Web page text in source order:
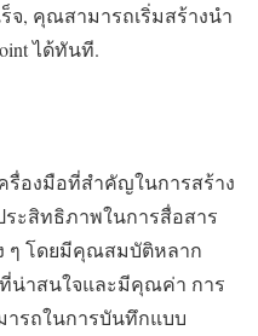
ร็จ, คุณสามารถเริ่มสร้างนำ
ได้ทันที.
ครื่องมือที่สำคัญในการสร้าง
ะสิทธิภาพในการสื่อสาร
ๆ โดยมีคุณสมบัติหลาก
น่าสนใจและมีคุณค่า การ
ารถในการบันทึกแบบ